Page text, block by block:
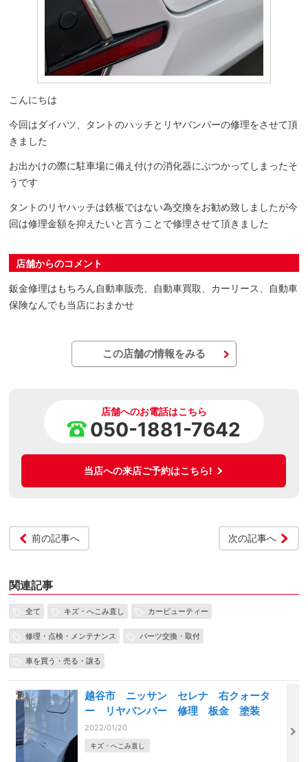
こんにちは
今回はダイハツ、タントのハッチとリヤバンパーの修理をさせて頂
きました
お出かけの際に駐車場に備え付けの消化器にぶつかってしまったそ
うです
タントのリヤハッチは鉄板ではない為交換をお勧め致しましたが今
回は修理金額を抑えたいと言うことで修理させて頂きました
店舗からのコメント
鈑金修理はもちろん自動車販売、自動車買取、カーリース、自動車
保険なんでも当店におまかせ
この店舗の情報をみる
店舗へのお電話はこちら
050-1881-7642
当店への来店ご予約はこちら!
前の記事へ 次の記事へ
関連記事
全て キズ・へこみ直し カービューティー
修理・点検・メンテナンス パーツ交換・取付
車を買う・売る・譲る
越谷市 ニッサン セレナ 右クォータ
ー リヤバンパー 修理 板金 塗装
2022/01/20
キズ・へこみ直し